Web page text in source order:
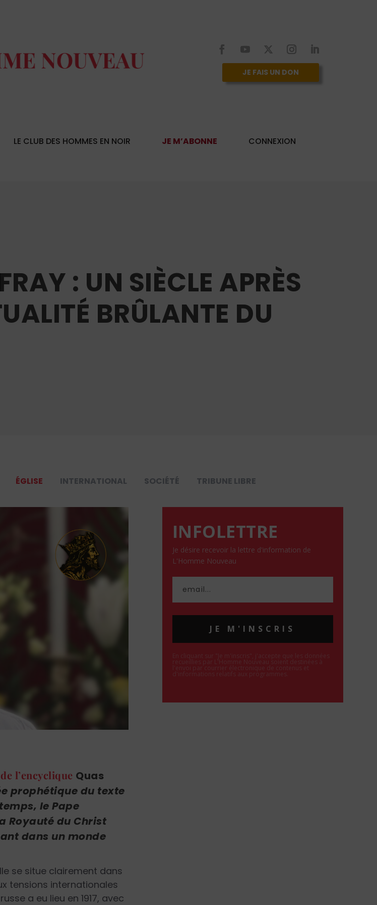
JE FAIS UN DON
LE CLUB DES HOMMES EN NOIR JE M’ABONNE
CONNEXION
: UN SIÈCLE APRÈS
BRÛLANTE DU
ÉGLISE INTERNATIONAL SOCIÉTÉ TRIBUNE LIBRE
l’encyclique Quas
prophétique du texte
le Pape
Royauté du Christ
dans un monde
se situe clairement dans
tensions internationales
a eu lieu en 1917, avec
INFOLETTRE
Je désire recevoir la lettre d'information de
L'Homme Nouveau
JE M'INSCRIS
En cliquant sur "Je m'inscris", j'accepte que les données
recueillies par L'Homme Nouveau soient destinées à
l'envoi par courrier électronique de contenus et
d'informations relatifs aux programmes.